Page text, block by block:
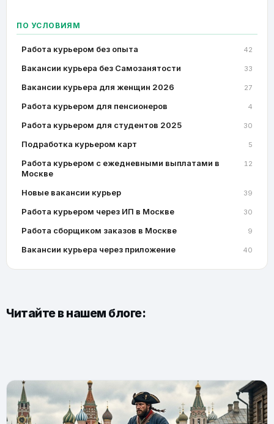
ПО УСЛОВИЯМ
Работа курьером без опыта 42
Вакансии курьера без Самозанятости 33
Вакансии курьера для женщин 2026 27
Работа курьером для пенсионеров 4
Работа курьером для студентов 2025 30
Подработка курьером карт 5
Работа курьером с ежедневными выплатами в
Москве
12
Новые вакансии курьер 39
Работа курьером через ИП в Москве 30
Работа сборщиком заказов в Москве 9
Вакансии курьера через приложение 40
Читайте в нашем блоге: